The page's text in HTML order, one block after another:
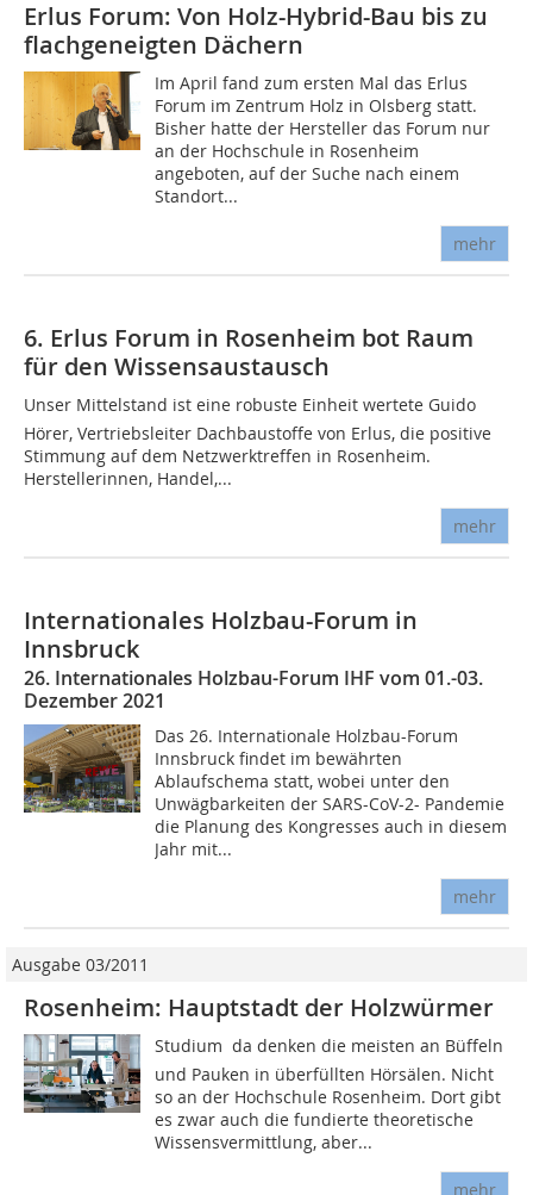
Erlus Forum: Von Holz-Hybrid-Bau bis zu
flachgeneigten Dächern
Im April fand zum ersten Mal das Erlus
Forum im Zentrum Holz in Olsberg statt.
Bisher hatte der Hersteller das Forum nur
an der Hochschule in Rosenheim
angeboten, auf der Suche nach einem
Standort...
mehr
6. Erlus Forum in Rosenheim bot Raum
für den Wissensaustausch
Unser Mittelstand ist eine robuste Einheit wertete Guido
Hörer, Vertriebsleiter Dachbaustoffe von Erlus, die positive
Stimmung auf dem Netzwerktreffen in Rosenheim.
Herstellerinnen, Handel,...
mehr
Internationales Holzbau-Forum in
Innsbruck
26. Internationales Holzbau-Forum IHF vom 01.-03.
Dezember 2021
Das 26. Internationale Holzbau-Forum
Innsbruck findet im bewährten
Ablaufschema statt, wobei unter den
Unwägbarkeiten der SARS-CoV-2- Pandemie
die Planung des Kongresses auch in diesem
Jahr mit...
mehr
Ausgabe 03/2011
Rosenheim: Hauptstadt der Holzwürmer
Studium  da denken die meisten an Büffeln
und Pauken in überfüllten Hörsälen. Nicht
so an der Hochschule Rosenheim. Dort gibt
es zwar auch die fundierte theoretische
Wissensvermittlung, aber...
mehr